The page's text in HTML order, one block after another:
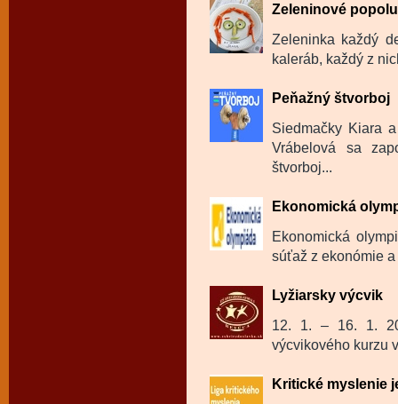
Zeleninové
Zeleninka každý
kaleráb, každý z
Peňažný štvorboj
Siedmačky Kiara
Vrábelová sa
štvorboj...
Ekonomická
Ekonomická
súťaž z ekonómie
Lyžiarsky výcvik
12. 1. – 16. 1.
výcvikového kurzu
Kritické myslenie